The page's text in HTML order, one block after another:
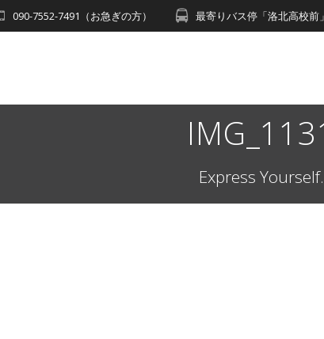
090-7552-7491（お急ぎの方） 最寄りバス停「洛北高校前」
Express Yourself.